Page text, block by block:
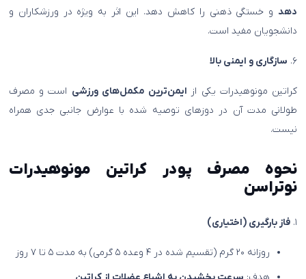
دهد و خستگی ذهنی را کاهش دهد. این اثر به ویژه در ورزشکاران و
دانشجویان مفید است.
۶. سازگاری و ایمنی بالا
کراتین مونوهیدرات یکی از ایمن‌ترین مکمل‌های ورزشی است و مصرف
طولانی مدت آن در دوزهای توصیه شده با عوارض جانبی جدی همراه
نیست.
نحوه مصرف پودر کراتین مونوهیدرات
نوتراسن
۱. فاز بارگیری (اختیاری)
روزانه ۲۰ گرم (تقسیم شده در ۴ وعده ۵ گرمی) به مدت ۵ تا ۷ روز